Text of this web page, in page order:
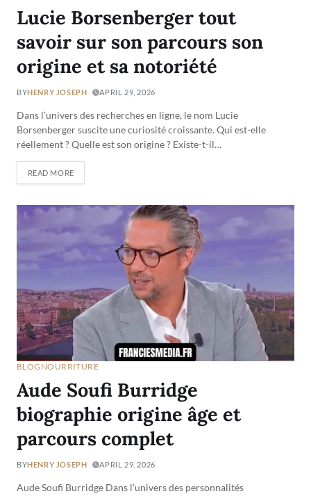
Lucie Borsenberger tout
savoir sur son parcours son
origine et sa notoriété
BYHENRY JOSEPH APRIL 29, 2026
Dans l’univers des recherches en ligne, le nom Lucie
Borsenberger suscite une curiosité croissante. Qui est-elle
réellement ? Quelle est son origine ? Existe-t-il…
READ MORE
BLOG NOURRITURE
Aude Soufi Burridge
biographie origine âge et
parcours complet
BYHENRY JOSEPH APRIL 29, 2026
Aude Soufi Burridge Dans l’univers des personnalités